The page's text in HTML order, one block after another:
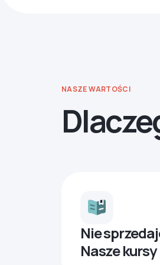
NASZE WARTOŚCI
Nie
Nasze